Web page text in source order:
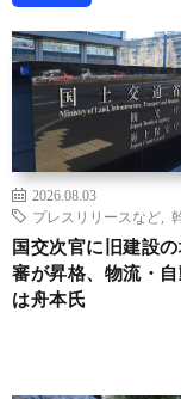
2026.08.03
プレスリリースなど
国交次官に旧建設
審が昇格、物流・
は舟本氏